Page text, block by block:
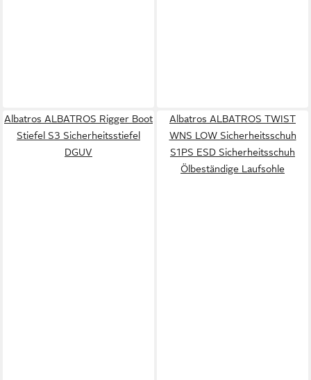
Albatros ALBATROS Rigger Boot
Stiefel S3 Sicherheitsstiefel
DGUV
Albatros ALBATROS TWIST
WNS LOW Sicherheitsschuh
S1PS ESD Sicherheitsschuh
Ölbeständige Laufsohle